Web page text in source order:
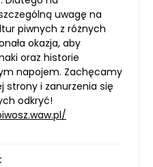
uwagę na
piwnych z różnych
okazja, aby
oraz historie
napojem. Zachęcamy
strony i zanurzenia się
odkryć!